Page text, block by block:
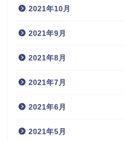
2021年10月
2021年9月
2021年8月
2021年7月
2021年6月
2021年5月